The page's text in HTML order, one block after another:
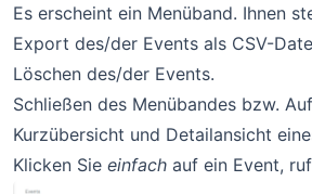
Es erscheint ein Menüband. Ihnen
Export des/der Events als CSV-
Löschen des/der Events.
Schließen des Menübandes bzw.
Kurzübersicht und Detailansicht
Klicken Sie einfach auf ein Event,